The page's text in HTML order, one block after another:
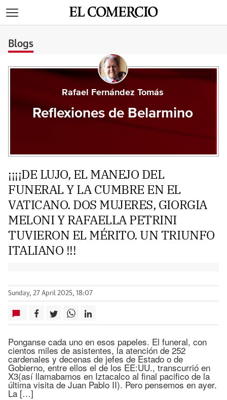
Blogs
Rafael Fernández Tomás
Reflexiones de Belarmino
¡¡¡¡DE LUJO, EL MANEJO DEL
FUNERAL Y LA CUMBRE EN EL
VATICANO. DOS MUJERES, GIORGIA
MELONI Y RAFAELLA PETRINI
TUVIERON EL MÉRITO. UN TRIUNFO
ITALIANO !!!
Sunday, 27 April 2025, 18:07
Ponganse cada uno en esos papeles. El funeral, con
cientos miles de asistentes, la atención de 252
cardenales y decenas de jefes de Estado o de
Gobierno, entre ellos el de los EE:UU., transcurrió en
X3(así llamabamos en Iztacalco al final pacifico de la
última visita de Juan Pablo II). Pero pensemos en ayer.
La […]